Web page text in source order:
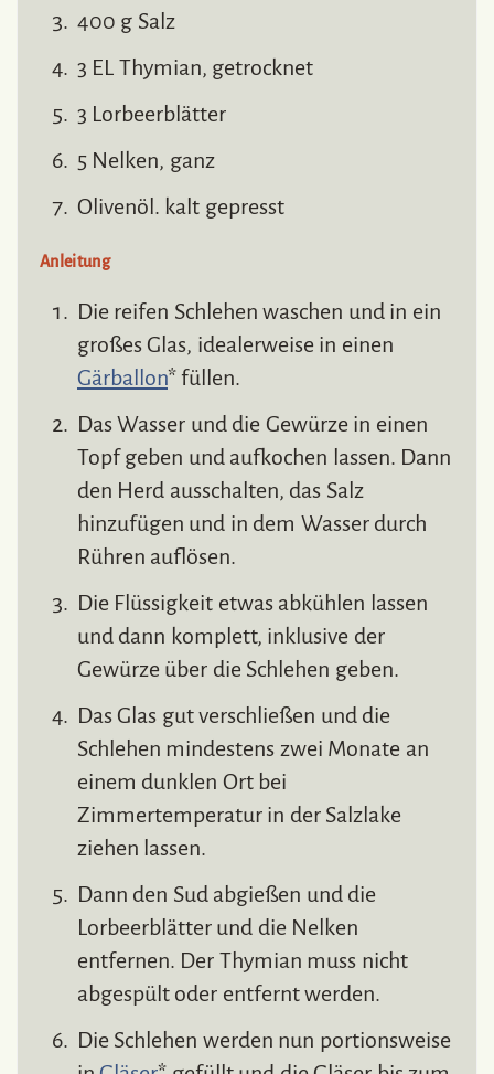
400 g Salz
3 EL Thymian, getrocknet
3 Lorbeerblätter
5 Nelken, ganz
Olivenöl. kalt gepresst
Anleitung
Die reifen Schlehen waschen und in ein
großes Glas, idealerweise in einen
Gärballon* füllen.
Das Wasser und die Gewürze in einen
Topf geben und aufkochen lassen. Dann
den Herd ausschalten, das Salz
hinzufügen und in dem Wasser durch
Rühren auflösen.
Die Flüssigkeit etwas abkühlen lassen
und dann komplett, inklusive der
Gewürze über die Schlehen geben.
Das Glas gut verschließen und die
Schlehen mindestens zwei Monate an
einem dunklen Ort bei
Zimmertemperatur in der Salzlake
ziehen lassen.
Dann den Sud abgießen und die
Lorbeerblätter und die Nelken
entfernen. Der Thymian muss nicht
abgespült oder entfernt werden.
Die Schlehen werden nun portionsweise